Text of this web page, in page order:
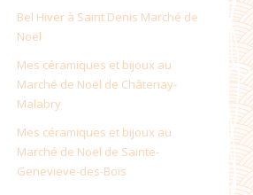
Bel Hiver à Saint Denis Marché de
Noël
Mes céramiques et bijoux au
Marché de Noël de Châtenay-
Malabry
Mes céramiques et bijoux au
Marché de Noël de Sainte-
Genevieve-des-Bois